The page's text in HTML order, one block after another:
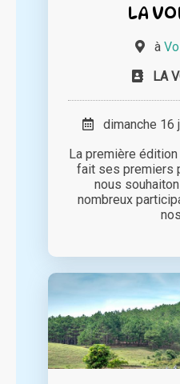
LA
à
LA
dimanche 16
La première édition
fait ses premiers
nous
nombreux